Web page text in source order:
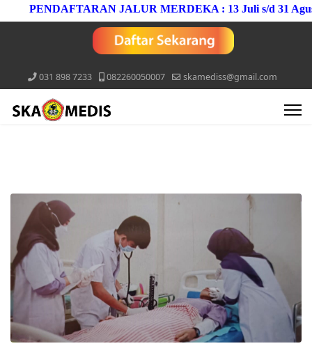
PENDAFTARAN JALUR MERDEKA : 13 Juli s/d 31
031 898 7233 082260050007 skamediss@gmail.com